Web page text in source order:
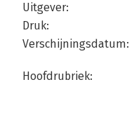
Uitgever:
Druk:
Verschijningsdatum:
Hoofdrubriek: